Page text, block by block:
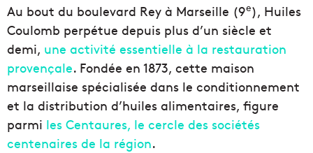
Au bout du boulevard Rey à Marseille (9e), Huiles
Coulomb perpétue depuis plus d’un siècle et
demi, une activité essentielle à la restauration
provençale. Fondée en 1873, cette maison
marseillaise spécialisée dans le conditionnement
et la distribution d’huiles alimentaires, figure
parmi les Centaures, le cercle des sociétés
centenaires de la région.